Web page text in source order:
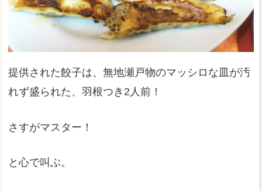
提供された餃子は、無地瀬戸物のマッシロな皿が汚
れず盛られた、羽根つき2人前！
さすがマスター！
と心で叫ぶ。